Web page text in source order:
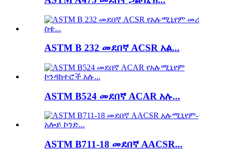
ASTM B 232 መደበኛ ACSR አል...
ASTM B524 መደበኛ ACAR አሉ...
ASTM B711-18 መደበኛ AACSR...